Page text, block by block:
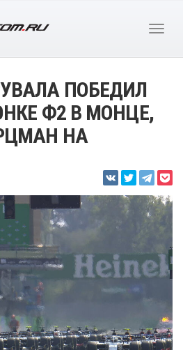
ПОБЕДИЛ
Ф2 В МОНЦЕ,
НА